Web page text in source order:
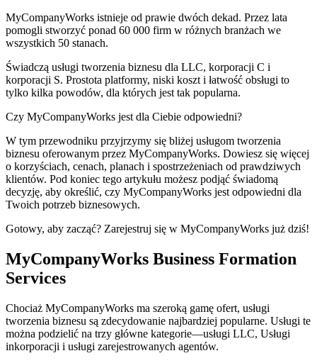
MyCompanyWorks istnieje od prawie dwóch dekad. Przez lata
pomogli stworzyć ponad 60 000 firm w różnych branżach we
wszystkich 50 stanach.
Świadczą usługi tworzenia biznesu dla LLC, korporacji C i
korporacji S. Prostota platformy, niski koszt i łatwość obsługi to
tylko kilka powodów, dla których jest tak popularna.
Czy MyCompanyWorks jest dla Ciebie odpowiedni?
W tym przewodniku przyjrzymy się bliżej usługom tworzenia
biznesu oferowanym przez MyCompanyWorks. Dowiesz się więcej
o korzyściach, cenach, planach i spostrzeżeniach od prawdziwych
klientów. Pod koniec tego artykułu możesz podjąć świadomą
decyzję, aby określić, czy MyCompanyWorks jest odpowiedni dla
Twoich potrzeb biznesowych.
Gotowy, aby zacząć? Zarejestruj się w MyCompanyWorks już dziś!
MyCompanyWorks Business Formation
Services
Chociaż MyCompanyWorks ma szeroką gamę ofert, usługi
tworzenia biznesu są zdecydowanie najbardziej popularne. Usługi te
można podzielić na trzy główne kategorie—usługi LLC, Usługi
inkorporacji i usługi zarejestrowanych agentów.